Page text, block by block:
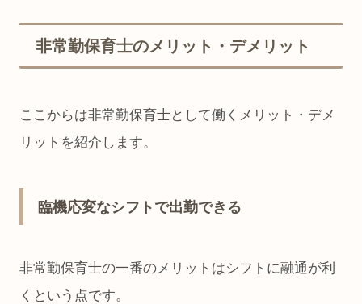
非常勤保育士のメリット・デメリット
ここからは非常勤保育士として働くメリット・デメ
リットを紹介します。
臨機応変なシフトで出勤できる
非常勤保育士の一番のメリットはシフトに融通が利
くという点です。